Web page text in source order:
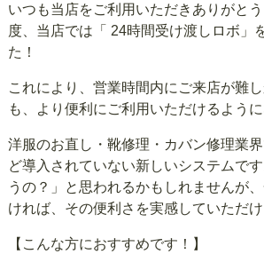
いつも当店をご利用いただきありがと
度、当店では「 24時間受け渡しロボ」
た！
これにより、営業時間内にご来店が難
も、より便利にご利用いただけるように
洋服のお直し・靴修理・カバン修理業
ど導入されていない新しいシステムで
うの？」と思われるかもしれませんが
ければ、その便利さを実感していただけ
【こんな方におすすめです！】